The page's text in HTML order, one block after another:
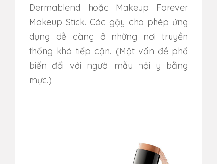
Dermablend hoặc Makeup Forever
Makeup Stick. Các gậy cho phép ứng
dụng dễ dàng ở những nơi truyền
thống khó tiếp cận. (Một vấn đề phổ
biến đối với người mẫu nội y bằng
mực.)